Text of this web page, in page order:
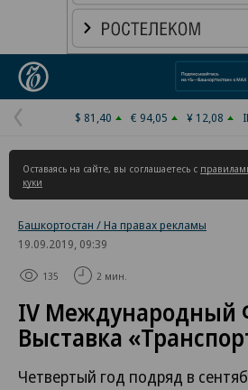
Предыдущая
страница
$ 81,40 € 94,05 ¥ 12,08
Оставаясь на сайте, вы соглашаетесь с
куки
Башкортостан / На правах рекламы
19.09.2019, 09:39
135 2 мин.
IV Международный
Выставка
Четвертый год подряд в